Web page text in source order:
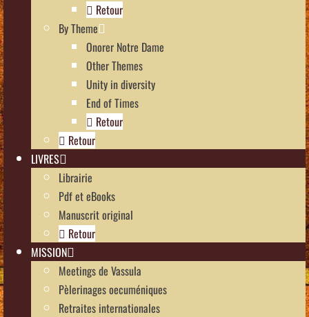
Retour
By Theme
Onorer Notre Dame
Other Themes
Unity in diversity
End of Times
Retour
Retour
LIVRES
Librairie
Pdf et eBooks
Manuscrit original
Retour
MISSION
Meetings de Vassula
Pèlerinages oecuméniques
Retraites internationales